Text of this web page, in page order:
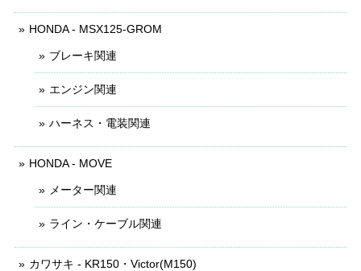
HONDA - MSX125-GROM
ブレーキ関連
エンジン関連
ハーネス・電装関連
HONDA - MOVE
メーター関連
ライン・ケーブル関連
カワサキ - KR150・Victor(M150)